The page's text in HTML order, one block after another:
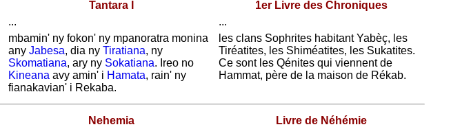
Tantara I
1er Livre des Chroniques
... ...
mbamin' ny fokon' ny mpanoratra monina
any Jabesa, dia ny Tiratiana, ny
Skomatiana, ary ny Sokatiana. Ireo no
Kineana avy amin' i Hamata, rain' ny
fianakavian' i Rekaba.
les clans Sophrites habitantYabèç, les
Tiréatites, les Shiméatites, les Sukatites.
Ce sont les Qénites qui viennent de
Hammat, père de la maison de Rékab.
Nehemia
Livre de Néhémie